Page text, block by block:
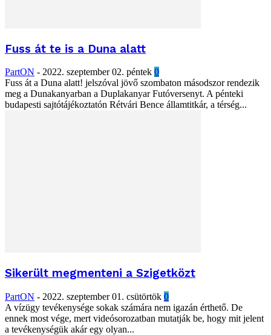
Fuss át te is a Duna alatt
PartON - 2022. szeptember 02. péntek 0
Fuss át a Duna alatt! jelszóval jövő szombaton másodszor rendezik
meg a Dunakanyarban a Duplakanyar Futóversenyt. A pénteki
budapesti sajtótájékoztatón Rétvári Bence államtitkár, a térség...
Sikerült megmenteni a Szigetközt
PartON - 2022. szeptember 01. csütörtök 0
A vízügy tevékenysége sokak számára nem igazán érthető. De
ennek most vége, mert videósorozatban mutatják be, hogy mit jelent
a tevékenységük akár egy olyan...